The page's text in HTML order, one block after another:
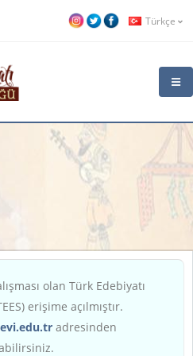
Türkçe
olan Türk Edebiyatı
erişime açılmıştır.
adresinden